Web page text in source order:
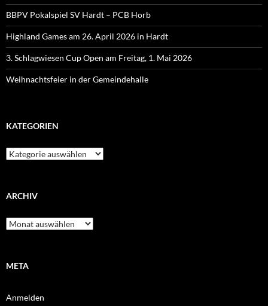
BBPV Pokalspiel SV Hardt – PCB Horb
Highland Games am 26. April 2026 in Hardt
3. Schlagwiesen Cup Open am Freitag, 1. Mai 2026
Weihnachtsfeier in der Gemeindehalle
KATEGORIEN
Kategorien
ARCHIV
Archiv
META
Anmelden